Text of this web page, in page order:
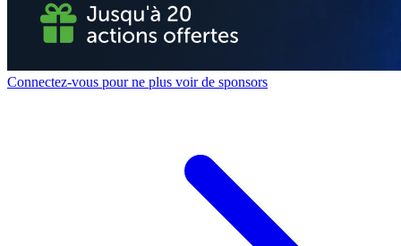
Connectez-vous pour ne plus voir de sponsors